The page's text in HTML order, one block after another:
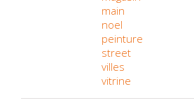
main
noel
peinture
street
villes
vitrine